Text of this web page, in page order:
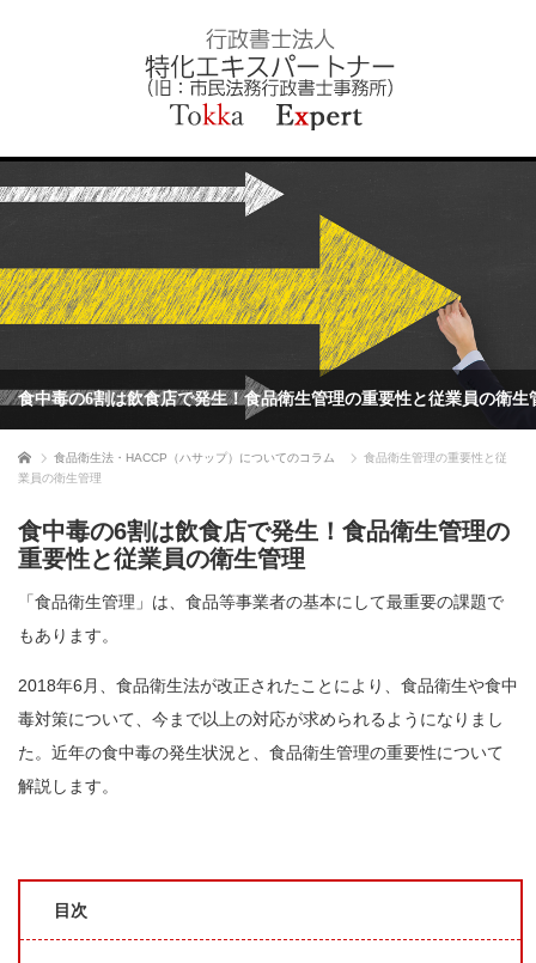
食中毒の6割は飲食店で発生！食品衛生管理の重要性と従業員の衛生
理
ホーム 食品衛生法・HACCP（ハサップ）についてのコラム
食品衛生管理の重要性と従
業員の衛生管理
食中毒の6割は飲食店で発生！食品衛生管理の
重要性と従業員の衛生管理
「食品衛生管理」は、食品等事業者の基本にして最重要の課題で
もあります。
2018年6月、食品衛生法が改正されたことにより、食品衛生や食中
毒対策について、今まで以上の対応が求められるようになりまし
た。近年の食中毒の発生状況と、食品衛生管理の重要性について
解説します。
目次